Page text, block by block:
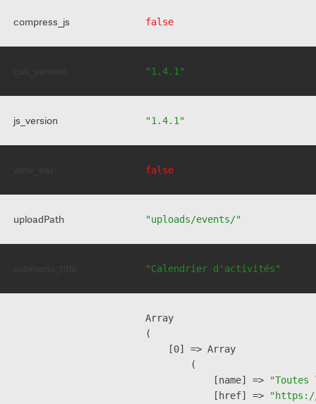
compress_js false
"1.4.1"
js_version "1.4.1"
false
uploadPath "uploads/events/"
"Calendrier d'activités"
Array
(
    [0] => Array
        (
            [name] =>
            [href] =>